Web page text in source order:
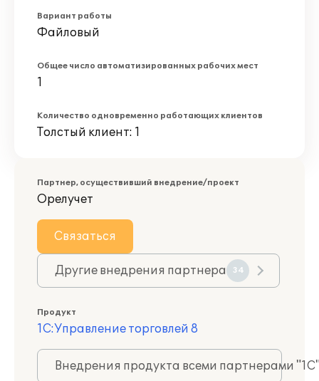
Вариант работы
Файловый
Общее число автоматизированных рабочих мест
1
Количество одновременно работающих клиентов
Толстый клиент: 1
Партнер, осуществивший внедрение/проект
Орелучет
Связаться
Другие внедрения партнера 34
Продукт
1С:Управление торговлей 8
Внедрения продукта всеми партнерами